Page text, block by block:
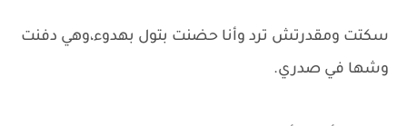
سكتت ومقدرتش ترد وأنا حضنت بتول بهدوء،وهي دفنت
وشها في صدري.